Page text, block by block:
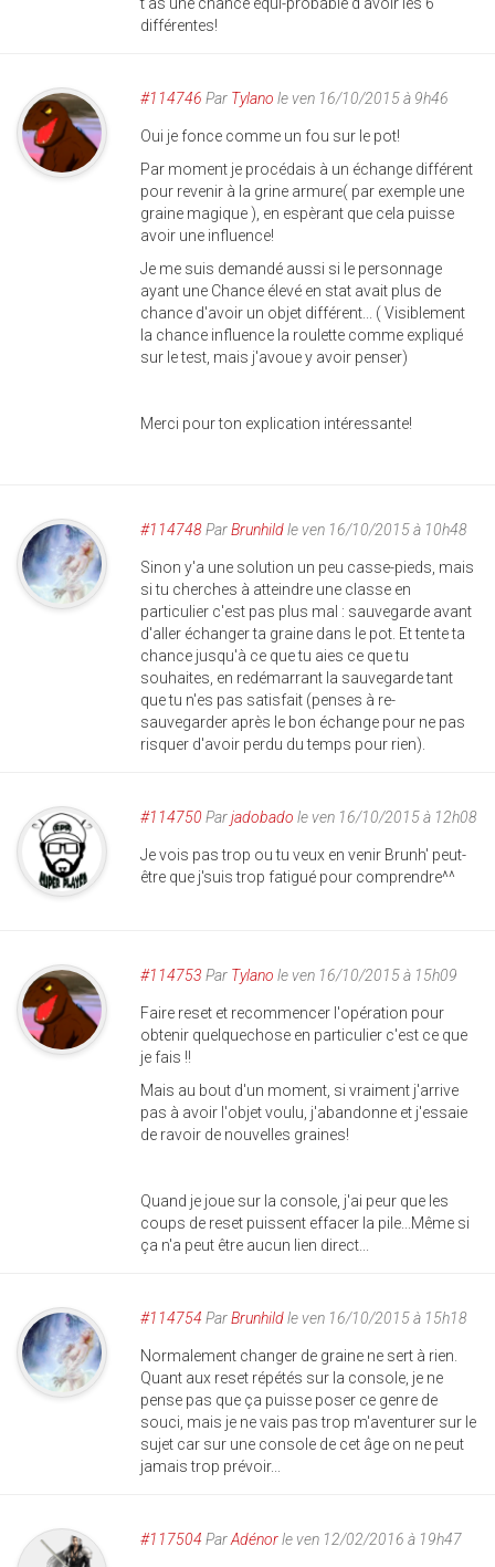
différentes!
#114746 Par Tylano le ven 16/10/2015 à 9h46
Oui je fonce comme un fou sur le pot!
Par moment je procédais à un échange différent
pour revenir à la grine armure( par exemple une
graine magique ), en espèrant que cela puisse
avoir une influence!
Je me suis demandé aussi si le personnage
ayant une Chance élevé en stat avait plus de
chance d'avoir un objet différent... ( Visiblement
la chance influence la roulette comme expliqué
sur le test, mais j'avoue y avoir penser)
Merci pour ton explication intéressante!
#114748ParBrunhildle ven 16/10/2015 à 10h48
Sinon y'a une solution un peu casse-pieds, mais
si tu cherches à atteindre une classe en
particulier c'est pas plus mal : sauvegarde avant
d'aller échanger ta graine dans le pot. Et tente ta
chance jusqu'à ce que tu aies ce que tu
souhaites, en redémarrant la sauvegarde tant
que tu n'es pas satisfait (penses à re-
sauvegarder après le bon échange pour ne pas
risquer d'avoir perdu du temps pour rien).
#114750 Parjadobado le ven 16/10/2015 à 12h08
Je vois pas trop ou tu veux en venir Brunh' peut-
être que j'suis trop fatigué pour comprendre^^
#114753 Par Tylano le ven 16/10/2015 à 15h09
Faire reset et recommencer l'opération pour
obtenir quelquechose en particulier c'est ce que
je fais !!
Mais au bout d'un moment, si vraiment j'arrive
pas à avoir l'objet voulu, j'abandonne et j'essaie
de ravoir de nouvelles graines!
Quand je joue sur la console, j'ai peur que les
coups de reset puissent effacer la pile...Même si
ça n'a peut être aucun lien direct...
#114754 ParBrunhildle ven 16/10/2015 à 15h18
Normalement changer de graine ne sert à rien.
Quant aux reset répétés sur la console, je ne
pense pas que ça puisse poser ce genre de
souci, mais je ne vais pas trop m'aventurer sur le
sujet car sur une console de cet âge on ne peut
jamais trop prévoir...
#117504 ParAdénorle ven 12/02/2016 à 19h47